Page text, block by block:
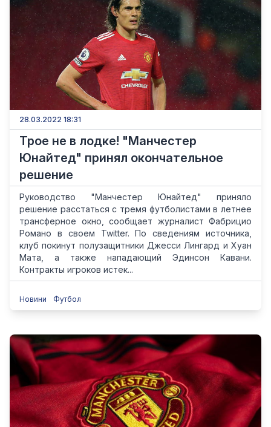
28.03.2022 18:31
Трое не в лодке! "Манчестер
Юнайтед" принял окончательное
решение
Руководство "Манчестер Юнайтед" приняло
решение расстаться с тремя футболистами в летнее
трансферное окно, сообщает журналист Фабрицио
Романо в своем Twitter. По сведениям источника,
клуб покинут полузащитники Джесси Лингард и Хуан
Мата, а также нападающий Эдинсон Кавани.
Контракты игроков истек...
Новини Футбол